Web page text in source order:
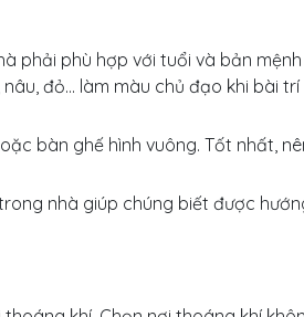
phải phù hợp với tuổi và bản
đỏ… làm màu chủ đạo khi bài trí
bàn ghế hình vuông. Tốt nhất,
nhà giúp chúng biết được